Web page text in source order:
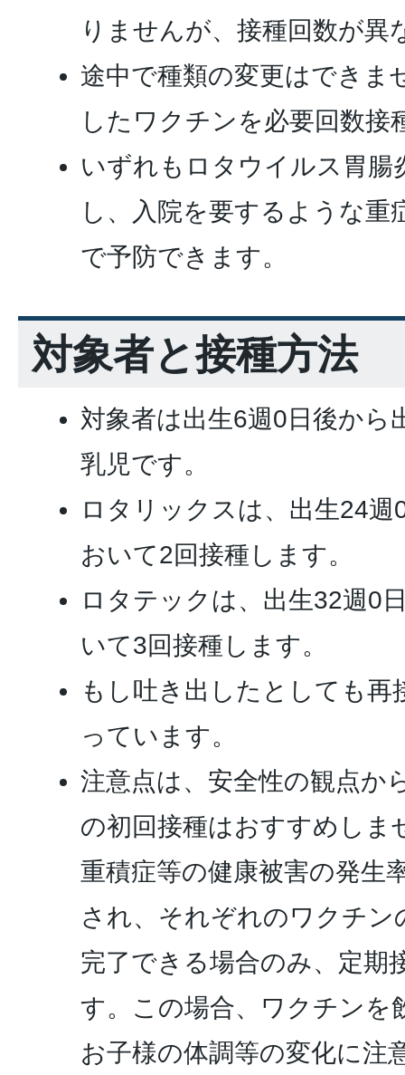
りませんが、接種回数が異
途中で種類の変更はできま
したワクチンを必要回数接
いずれもロタウイルス胃腸
し、入院を要するような重
で予防できます。
対象者と接種方法
対象者は出生6週0日後から
乳児です。
ロタリックスは、出生24
おいて2回接種します。
ロタテックは、出生32週0
いて3回接種します。
もし吐き出したとしても
っています。
注意点は、安全性の観点か
の初回接種はおすすめしま
重積症等の健康被害の発生
され、それぞれのワクチン
完了できる場合のみ、定期
す。この場合、ワクチンを
お子様の体調等の変化に注